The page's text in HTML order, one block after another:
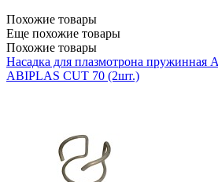
Похожие товары
Еще похожие товары
Похожие товары
Насадка для плазмотрона пружинная
ABIPLAS CUT 70 (2шт.)